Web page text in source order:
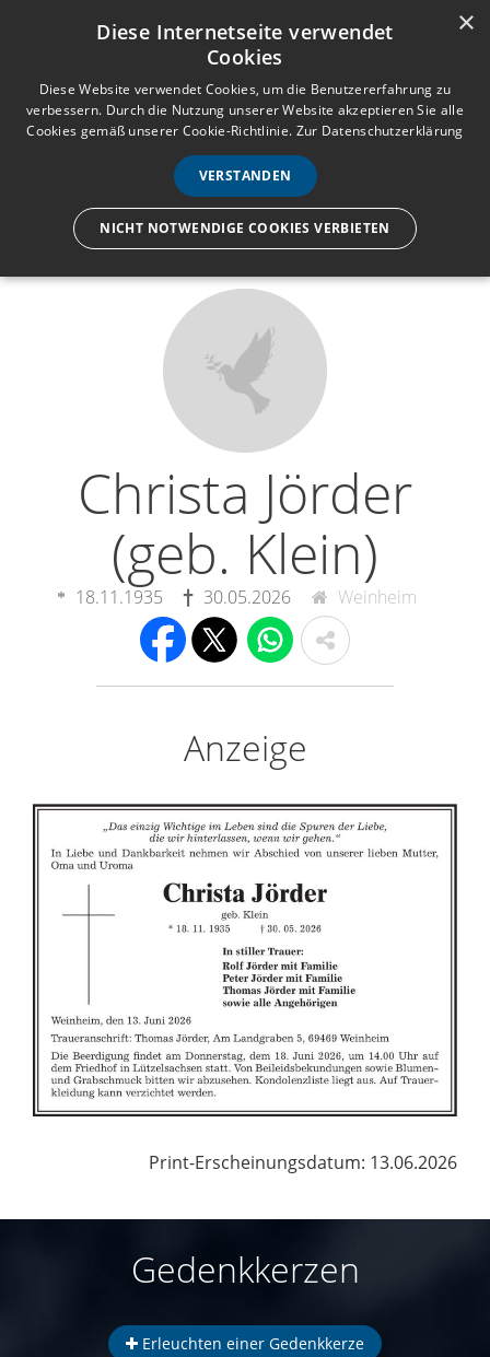
Anmelden Registrieren
e
n
ü
Wir lassen nur die Hand los,
Christa Jörder
(geb. Klein)
18.11.1935 30.05.2026 Weinheim
Anzeige
Print-Erscheinungsdatum: 13.06.2026
Gedenkkerzen
Erleuchten einer Gedenkkerze
×
Diese Internetseite verwendet
Cookies
Diese Website verwendet Cookies, um die Benutzererfahrung zu
verbessern. Durch die Nutzung unserer Website akzeptieren Sie alle
Cookies gemäß unserer Cookie-Richtlinie. Zur Datenschutzerklärung
VERSTANDEN
NICHT NOTWENDIGE COOKIES VERBIETEN